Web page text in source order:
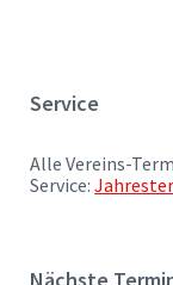
Service
Alle Vereins-
Service: